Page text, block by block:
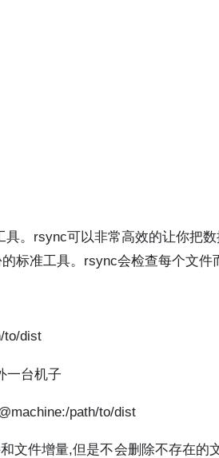
。rsync可以非常高效的让你把数
标准工具。rsync会检查每个文件
to/dist
一台机子
path/to/dist
文件增量,但是不会删除不存在的